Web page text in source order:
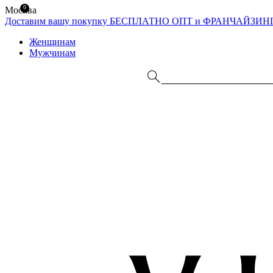
Москва
Доставим вашу покупку БЕСПЛАТНО ОПТ и
Женщинам
Мужчинам
0